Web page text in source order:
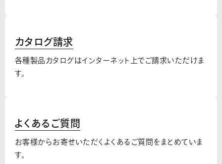
カタログ請求
各種製品カタログはインターネット上でご請求いただけま
す。
よくあるご質問
お客様からお寄せいただくよくあるご質問をまとめていま
す。